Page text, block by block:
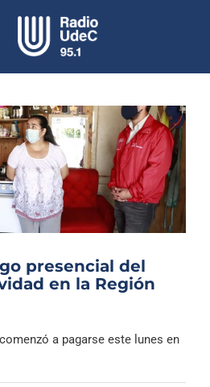
UdeC en vivo
Somos
Podcast
Noticias
Especiales
presencial del
en la Región
a pagarse este lunes en